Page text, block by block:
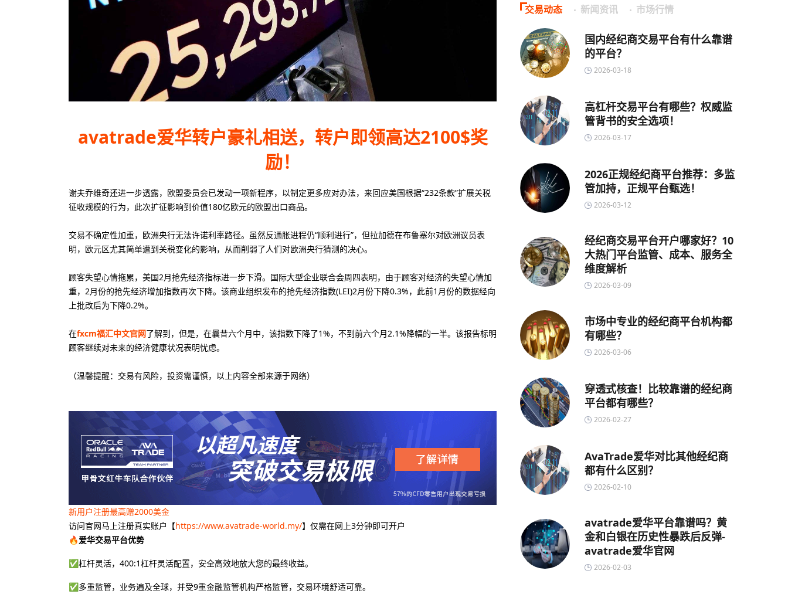
avatrade爱华转户豪礼相送，转户即领高达2100$奖
励！
谢夫乔维奇还进一步透露，欧盟委员会已发动一项新程序，以制定更多应对办法，来回应美国根据“232条款”扩展关税
征收规模的行为，此次扩征影响到价值180亿欧元的欧盟出口商品。
交易不确定性加重，欧洲央行无法许诺利率路径。虽然反通胀进程仍“顺利进行”，但拉加德在布鲁塞尔对欧洲议员表
明，欧元区尤其简单遭到关税变化的影响，从而削弱了人们对欧洲央行猜测的决心。
顾客失望心情拖累，美国2月抢先经济指标进一步下滑。国际大型企业联合会周四表明，由于顾客对经济的失望心情加
重，2月份的抢先经济增加指数再次下降。该商业组织发布的抢先经济指数(LEI)2月份下降0.3%，此前1月份的数据经向
上批改后为下降0.2%。
在fxcm福汇中文官网了解到，但是，在曩昔六个月中，该指数下降了1%，不到前六个月2.1%降幅的一半。该报告标明
顾客继续对未来的经济健康状况表明忧虑。
（温馨提醒：交易有风险，投资需谨慎，以上内容全部来源于网络）
新用户注册最高赠2000美金
访问官网马上注册真实账户【https://www.avatrade-world.my/】仅需在网上3分钟即可开户
🔥爱华交易平台优势
✅杠杆灵活，400:1杠杆灵活配置，安全高效地放大您的最终收益。
✅多重监管，业务遍及全球，并受9重金融监管机构严格监管，交易环境舒适可靠。
交易动态 新闻资讯 市场行情
国内经纪商交易平台有什么靠谱
的平台？
2026-03-18
高杠杆交易平台有哪些？权威监
管背书的安全选项！
2026-03-17
2026正规经纪商平台推荐：多监
管加持，正规平台甄选！
2026-03-12
经纪商交易平台开户哪家好？10
大热门平台监管、成本、服务全
维度解析
2026-03-09
市场中专业的经纪商平台机构都
有哪些？
2026-03-06
穿透式核查！比较靠谱的经纪商
平台都有哪些？
2026-02-27
AvaTrade爱华对比其他经纪商
都有什么区别？
2026-02-10
avatrade爱华平台靠谱吗？黄
金和白银在历史性暴跌后反弹-
avatrade爱华官网
2026-02-03